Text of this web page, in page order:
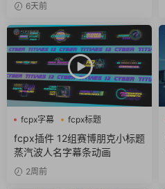
6天前
fcpx字幕
fcpx标题
fcpx片头
fcpx插件 12组赛博朋克小标题
蒸汽波人名字幕条动画
2周前